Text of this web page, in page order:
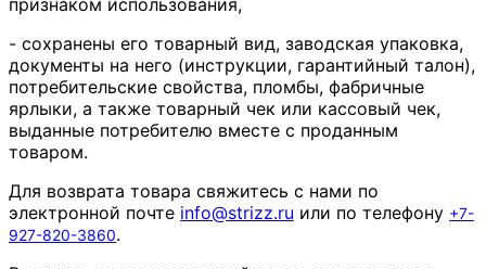
признаком использования,
- сохранены его товарный вид, заводская упаковка,
документы на него (инструкции, гарантийный талон),
потребительские свойства, пломбы, фабричные
ярлыки, а также товарный чек или кассовый чек,
выданные потребителю вместе с проданным
товаром.
Для возврата товара свяжитесь с нами по
электронной почте info@strizz.ru или по телефону +7-
927-820-3860.